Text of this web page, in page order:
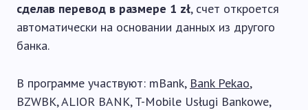
сделав перевод в размере 1 zł, счет откроется
автоматически на основании данных из другого
банка.
В программе участвуют: mBank, Bank Pekao,
BZWBK, ALIOR BANK, T-Mobile Usługi Bankowe,